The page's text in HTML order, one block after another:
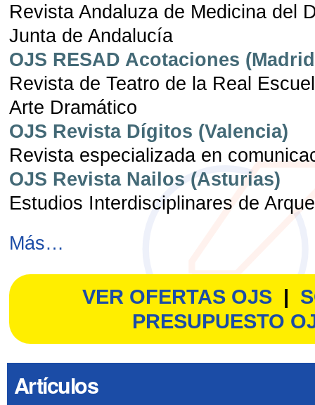
Revista Andaluza de Medicina del
Junta de Andalucía
OJS RESAD Acotaciones
Revista de Teatro de la Real
Arte Dramático
OJS Revista Dígitos (Valencia)
Revista especializada en
OJS Revista Nailos (Asturias)
Estudios Interdisciplinares de
Más…
VER OFERTAS OJS |
PRESUPUESTO
Artículos